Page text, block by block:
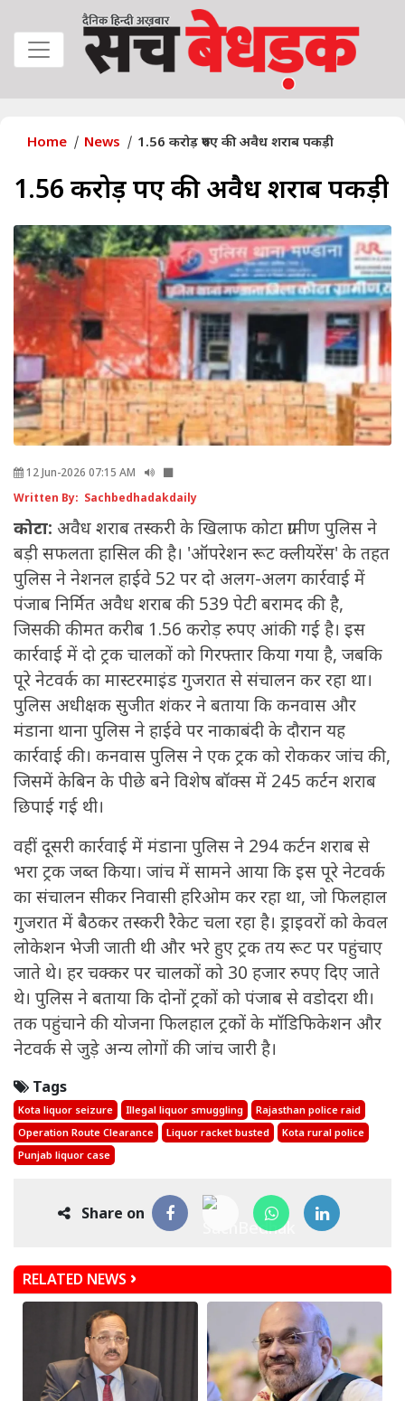
Home News 1.56 करोड़ रुपए की अवैध शराब पकड़ी
1.56 करोड़ रुपए की अवैध शराब पकड़ी
12 Jun-2026 07:15 AM
Written By: Sachbedhadakdaily
कोटा: अवैध शराब तस्करी के खिलाफ कोटा ग्रामीण पुलिस ने
बड़ी सफलता हासिल की है। 'ऑपरेशन रूट क्लीयरेंस' के तहत
पुलिस ने नेशनल हाईवे 52 पर दो अलग-अलग कार्रवाई में
पंजाब निर्मित अवैध शराब की 539 पेटी बरामद की है,
जिसकी कीमत करीब 1.56 करोड़ रुपए आंकी गई है। इस
कार्रवाई में दो ट्रक चालकों को गिरफ्तार किया गया है, जबकि
पूरे नेटवर्क का मास्टरमाइंड गुजरात से संचालन कर रहा था।
पुलिस अधीक्षक सुजीत शंकर ने बताया कि कनवास और
मंडाना थाना पुलिस ने हाईवे पर नाकाबंदी के दौरान यह
कार्रवाई की। कनवास पुलिस ने एक ट्रक को रोककर जांच की,
जिसमें केबिन के पीछे बने विशेष बॉक्स में 245 कर्टन शराब
छिपाई गई थी।
वहीं दूसरी कार्रवाई में मंडाना पुलिस ने 294 कर्टन शराब से
भरा ट्रक जब्त किया। जांच में सामने आया कि इस पूरे नेटवर्क
का संचालन सीकर निवासी हरिओम कर रहा था, जो फिलहाल
गुजरात में बैठकर तस्करी रैकेट चला रहा है। ड्राइवरों को केवल
लोकेशन भेजी जाती थी और भरे हुए ट्रक तय रूट पर पहुंचाए
जाते थे। हर चक्कर पर चालकों को 30 हजार रुपए दिए जाते
थे। पुलिस ने बताया कि दोनों ट्रकों को पंजाब से वडोदरा थी।
तक पहुंचाने की योजना फिलहाल ट्रकों के मॉडिफिकेशन और
नेटवर्क से जुड़े अन्य लोगों की जांच जारी है।
Tags
Kota liquor seizure Illegal liquor smuggling
Rajasthan police raid
Operation Route Clearance
Liquor racket busted
Kota rural police
Punjab liquor case
Share on
RELATED NEWS